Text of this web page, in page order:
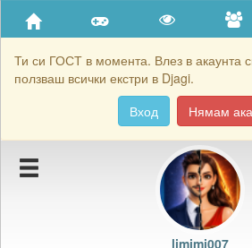
Ти си ГОСТ в момента. Влез в акаунта
ползваш всички екстри в Djagi.
Вход
Нямам
Приятели
Хронология на игри
Подаръците на limimi007
Картичките на limimi007
limimi007